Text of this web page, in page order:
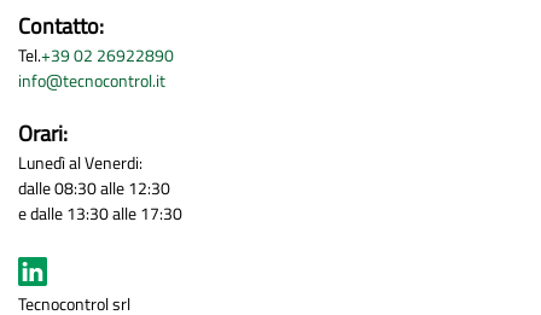
Contatto:
Tel.+39 02 26922890
info@tecnocontrol.it
Orari:
Lunedì al Venerdi:
dalle 08:30 alle 12:30
e dalle 13:30 alle 17:30
Tecnocontrol srl